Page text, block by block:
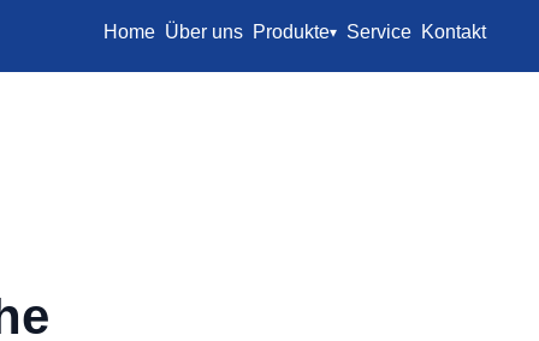
Home Über uns Produkte▾ Service Kontakt